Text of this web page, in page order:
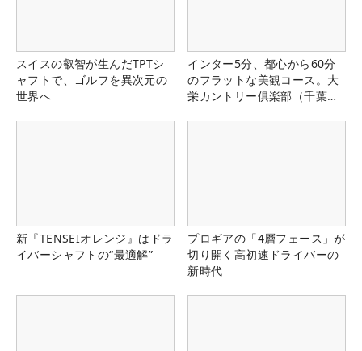
スイスの叡智が生んだTPTシ
ャフトで、ゴルフを異次元の
世界へ
インター5分、都心から60分
のフラットな美観コース。大
栄カントリー俱楽部（千葉
新『TENSEIオレンジ』はドラ
イバーシャフトの“最適解”
プロギアの「4層フェース」が
切り開く高初速ドライバーの
新時代